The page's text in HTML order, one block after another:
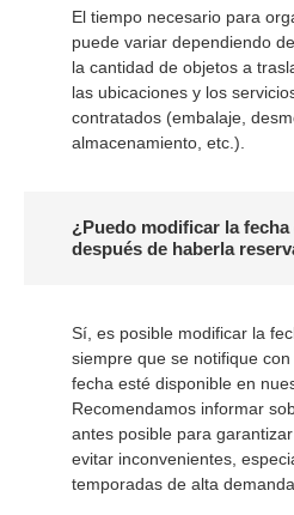
El tiempo necesario para
puede variar dependiendo
la cantidad de objetos a
las ubicaciones y los
contratados (embalaje,
almacenamiento, etc.).
¿Puedo modificar la
después de haberla
Sí, es posible modificar la
siempre que se notifique
fecha esté disponible en
Recomendamos informar
antes posible para
evitar inconvenientes,
temporadas de alta